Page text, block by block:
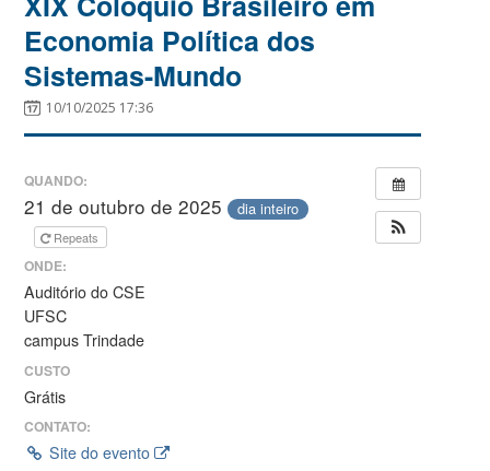
Economia Política dos
Sistemas-Mundo
10/10/2025 17:36
QUANDO:
21 de outubro de 2025 dia inteiro
Repeats
ONDE:
Auditório do CSE
UFSC
campus Trindade
CUSTO
Grátis
CONTATO:
Site do evento